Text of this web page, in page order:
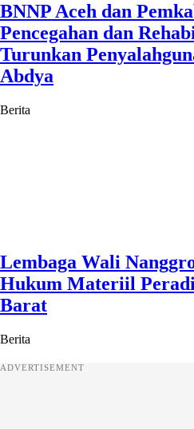
BNNP Aceh dan
Pencegahan dan
Turunkan
Abdya
Berita
Lembaga Wali
Hukum Materiil
Barat
Berita
ADVERTISEMENT